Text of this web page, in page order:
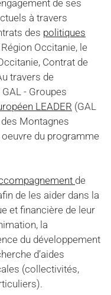
de ses
à travers
des politiques
Occitanie, le
Contrat de
travers de
- Groupes
LEADER (GAL
des Montagnes
du programme
de
de les aider dans la
et financière de leur
la
du développement
d’aides
(collectivités,